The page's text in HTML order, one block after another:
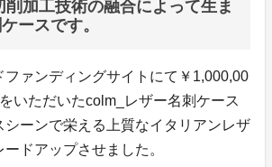
削加工技術の融合によって生ま
ースです。
ファンディングサイトにて￥1,000,00
いただいたcolm_レザー名刺ケース
シーンで栄える上質なイタリアンレザ
ドアップさせました。